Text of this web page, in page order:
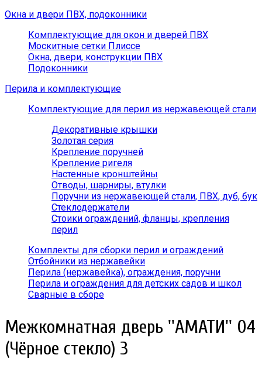
Окна и двери ПВХ, подоконники
Комплектующие для окон и дверей ПВХ
Москитные сетки Плиссе
Окна, двери, конструкции ПВХ
Подоконники
Перила и комплектующие
Комплектующие для перил из нержавеющей стали
Декоративные крышки
Золотая серия
Крепление поручней
Крепление ригеля
Настенные кронштейны
Отводы, шарниры, втулки
Поручни из нержавеющей стали, ПВХ, дуб, бук
Стеклодержатели
Стоики ограждений, фланцы, крепления
перил
Комплекты для сборки перил и ограждений
Отбойники из нержавейки
Перила (нержавейка), ограждения, поручни
Перила и ограждения для детских садов и школ
Сварные в сборе
Межкомнатная дверь ''АМАТИ'' 04
(Чёрное стекло) 3